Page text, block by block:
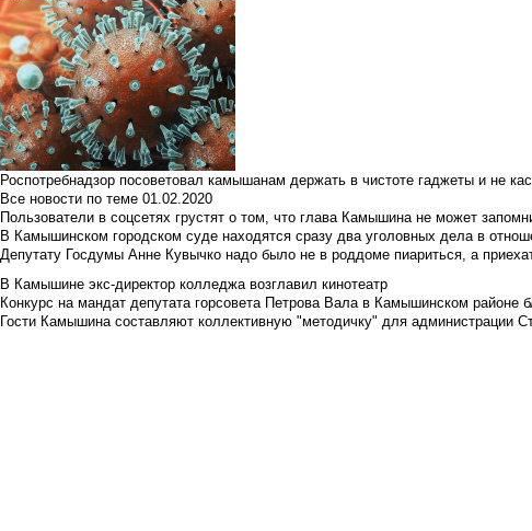
Роспотребнадзор посоветовал камышанам держать в чистоте гаджеты и не
Все новости по теме 01.02.2020
Пользователи в соцсетях грустят о том, что глава Камышина не может
В Камышинском городском суде находятся сразу два уголовных дела в
Депутату Госдумы Анне Кувычко надо было не в роддоме пиариться, а
В Камышине экс-директор колледжа возглавил кинотеатр
Конкурс на мандат депутата горсовета Петрова Вала в Камышинском районе
Гости Камышина составляют коллективную "методичку" для администрации